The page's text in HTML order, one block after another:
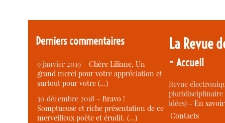
Derniers commentaires
9 janvier 2019 –Chère Liliane, Un
grand merci pour votre appréciation et
surtout pour votre (…)
30 décembre 2018 –Bravo !
Somptueuse et riche présentation de ce
merveilleux poète et érudit. (…)
La Revue
-Accueil
Revue
idées) -En
Contacts